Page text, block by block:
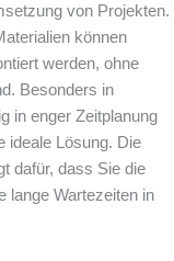
von Projekten.
können
werden, ohne
Besonders in
in enger Zeitplanung
ideale Lösung. Die
dafür, dass Sie die
lange Wartezeiten in